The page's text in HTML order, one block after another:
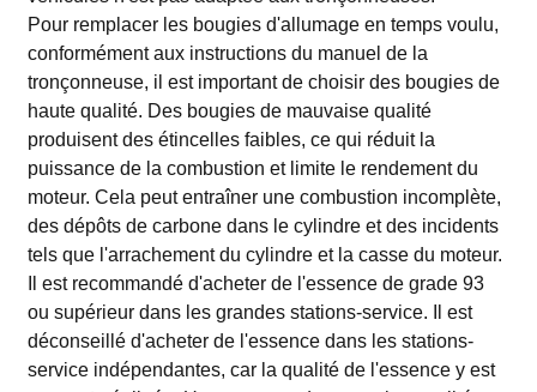
Pour remplacer les bougies d'allumage en temps voulu,
conformément aux instructions du manuel de la
tronçonneuse, il est important de choisir des bougies de
haute qualité. Des bougies de mauvaise qualité
produisent des étincelles faibles, ce qui réduit la
puissance de la combustion et limite le rendement du
moteur. Cela peut entraîner une combustion incomplète,
des dépôts de carbone dans le cylindre et des incidents
tels que l'arrachement du cylindre et la casse du moteur.
Il est recommandé d'acheter de l'essence de grade 93
ou supérieur dans les grandes stations-service. Il est
déconseillé d'acheter de l'essence dans les stations-
service indépendantes, car la qualité de l'essence y est